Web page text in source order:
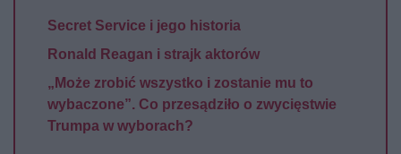
Secret Service i jego historia
Ronald Reagan i strajk aktorów
„Może zrobić wszystko i zostanie mu to
wybaczone”. Co przesądziło o zwycięstwie
Trumpa w wyborach?